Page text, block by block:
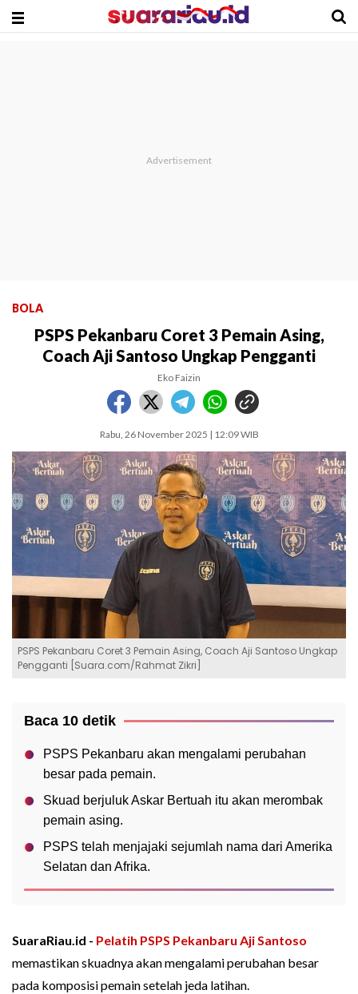
BOLA
PSPS Pekanbaru Coret 3 Pemain Asing,
Coach Aji Santoso Ungkap Pengganti
Eko Faizin
Rabu, 26 November 2025 | 12:09 WIB
PSPS Pekanbaru Coret 3 Pemain Asing, Coach Aji Santoso Ungkap
Pengganti [Suara.com/Rahmat Zikri]
Baca 10 detik
PSPS Pekanbaru akan mengalami perubahan
besar pada pemain.
Skuad berjuluk Askar Bertuah itu akan merombak
pemain asing.
PSPS telah menjajaki sejumlah nama dari Amerika
Selatan dan Afrika.
SuaraRiau.id - Pelatih PSPS Pekanbaru Aji Santoso
memastikan skuadnya akan mengalami perubahan besar
pada komposisi pemain setelah jeda latihan.